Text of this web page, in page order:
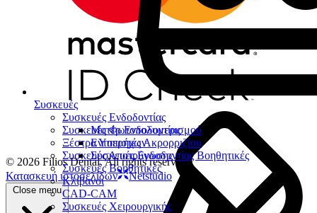
Συσκευές
Συσκευές Ενδοδοντίας
Μοτέρ Ενδοδοντίας
Εντοπιστές Ακρορριζίου
Συσκευές Ενδοδοντίας Βοηθητικές
Συσκευές Φωτοπολυμερισμού
Ξέστρα Υπερήχων
Συσκευές Αποτρύγωσης
Συσκευές Βοηθητικές
Κλίβανοι
CAD-CAM
Συσκευές Χειρουργικής
© 2026 Filios Dental. All rights reserved.
Κατασκευή ιστοσελίδων
Netstudio
Close menu